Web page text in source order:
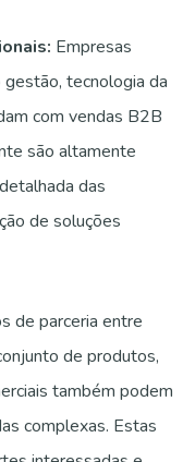
Empresas
gestão, tecnologia da
com vendas B2B
são altamente
das
de soluções
de parceria entre
de produtos,
também podem
complexas. Estas